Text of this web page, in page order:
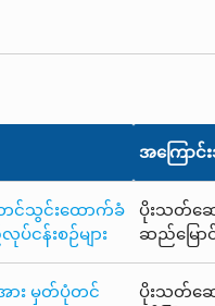
အကြောင်
တင်သွင်းထောက်ခံ
န်းစဉ်များ
ပိုးသတ်ဆေ
ဆည်မြော
ား မှတ်ပုံတင်
ပိုးသတ်ဆေ